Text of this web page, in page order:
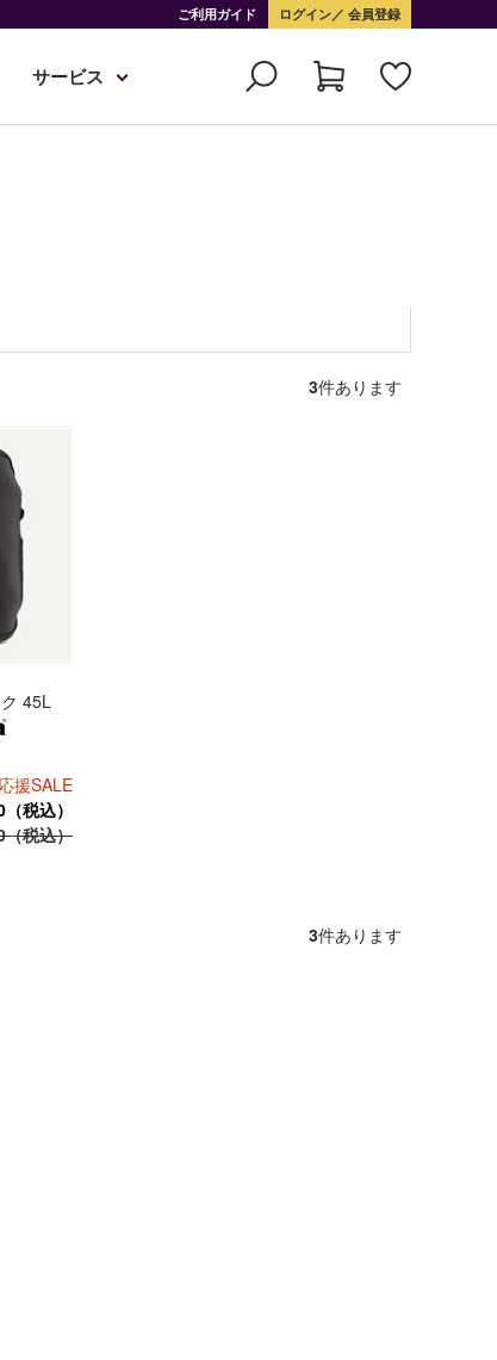
ご利用ガイド ログイン 会員登録
サービス
3件あります
45L
援SALE
税込）
（税込）
3件あります